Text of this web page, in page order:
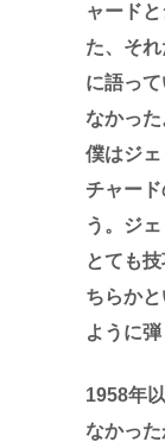
ャード
た、そ
に語っ
なかった
僕はジ
チャー
う。ジ
とても
ちらか
ように
1958年
なかっ